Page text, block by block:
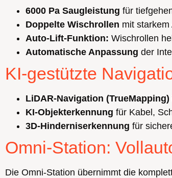
6000 Pa Saugleistung für
Doppelte Wischrollen mit
Auto-Lift-Funktion: Wischrollen
Automatische Anpassung der
KI-gestützte
LiDAR-Navigation (TrueMapping)
KI-Objekterkennung für Kabel,
3D-Hinderniserkennung für
Omni-Station:
Die Omni-Station übernimmt die